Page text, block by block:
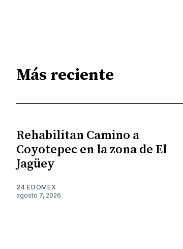
Más reciente
Rehabilitan Camino a
Coyotepec en la zona de El
Jagüey
24 EDOMEX
agosto 7, 2026